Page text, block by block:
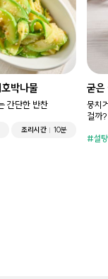
박나물
간단한 반찬
조리시간 10분
굳은
뭉치
걸까?
설탕